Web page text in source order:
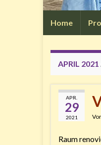
Home
APRIL 2021
APR.
29
2021
Raum